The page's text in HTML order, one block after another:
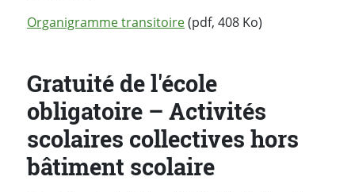
Organigramme transitoire(pdf, 408 Ko)
Gratuité de l'école
obligatoire – Activités
scolaires collectives hors
bâtiment scolaire